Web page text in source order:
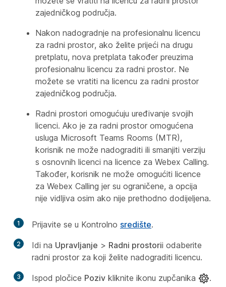
zajedničkog područja.
Nakon nadogradnje na profesionalnu licencu
za radni prostor, ako želite prijeći na drugu
pretplatu, nova pretplata također preuzima
profesionalnu licencu za radni prostor. Ne
možete se vratiti na licencu za radni prostor
zajedničkog područja.
Radni prostori omogućuju uređivanje svojih
licenci. Ako je za radni prostor omogućena
usluga Microsoft Teams Rooms (MTR),
korisnik ne može nadograditi ili smanjiti verziju
s osnovnih licenci na licence za Webex Calling.
Također, korisnik ne može omogućiti licence
za Webex Calling jer su ograničene, a opcija
nije vidljiva osim ako nije prethodno dodijeljena.
1 Prijavite se u Kontrolno središte.
2 Idi na Upravljanje > Radni prostorii odaberite
radni prostor za koji želite nadograditi licencu.
3 Ispod pločice Poziv kliknite ikonu zupčanika .